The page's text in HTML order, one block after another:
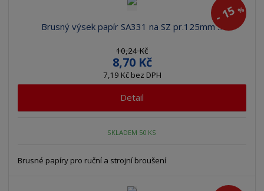
-15%
Brusný výsek papír SA331 na SZ pr.125mm ...
10,24 Kč
8,70 Kč
7,19 Kč bez DPH
Detail
SKLADEM 50 KS
Brusné papíry pro ruční a strojní broušení